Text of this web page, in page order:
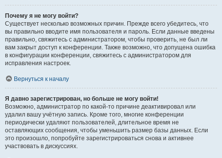
Почему я не могу войти?
Существует несколько возможных причин. Прежде всего убедитесь, что
вы правильно вводите имя пользователя и пароль. Если данные введены
правильно, свяжитесь с администратором, чтобы проверить, не был ли
вам закрыт доступ к конференции. Также возможно, что допущена ошибка
в конфигурации конференции, свяжитесь с администратором для
исправления настроек.
Вернуться к началу
Я давно зарегистрирован, но больше не могу войти!
Возможно, администратор по какой-то причине деактивировал или
удалил вашу учётную запись. Кроме того, многие конференции
периодически удаляют пользователей, длительное время не
оставляющих сообщения, чтобы уменьшить размер базы данных. Если
это произошло, попробуйте зарегистрироваться снова и активнее
участвовать в дискуссиях.